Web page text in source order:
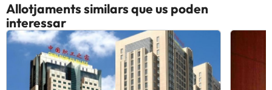
Allotjaments similars que us poden
interessar